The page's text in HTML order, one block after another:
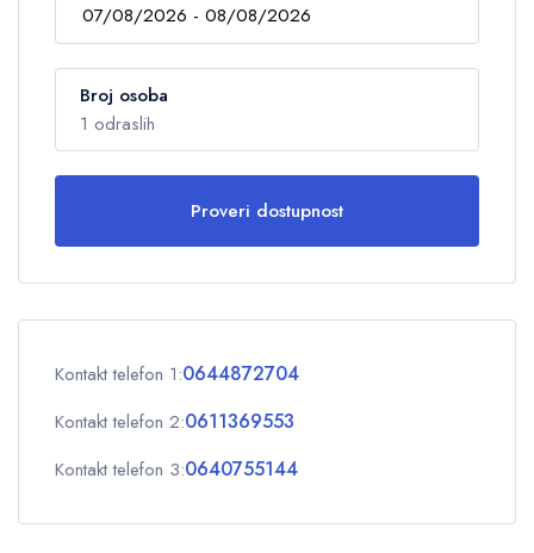
Broj osoba
1 odraslih
Odrasli 1
Deca 0
Proveri dostupnost
Kontakt telefon 1:0644872704
Kontakt telefon 2:0611369553
Kontakt telefon 3:0640755144